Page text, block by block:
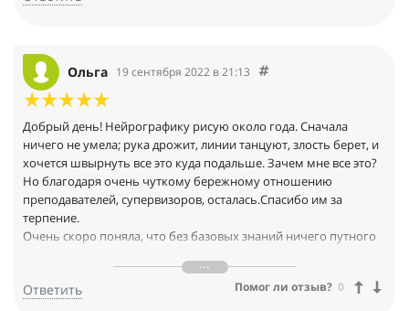
Ольга 19 сентября 2022 в 21:13
Добрый день! Нейрографику рисую около года. Сначала
ничего не умела; рука дрожит, линии танцуют, злость берет, и
хочется швырнуть все это куда подальше. Зачем мне все это?
Но благодаря очень чуткому бережному отношению
преподавателей, супервизоров, осталась.Спасибо им за
терпение.
Очень скоро поняла, что без базовых знаний ничего путного
Сегодня школа стала по истине родным домом. Я прошла курс
"Пользователь", имею два сертификата (так сложились
Ответить Помог ли отзыв? 0